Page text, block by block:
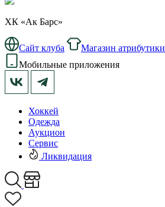
ХК «Ак Барс»
Сайт клуба Магазин атрибутики
Мобильные приложения
Хоккей
Одежда
Аукцион
Сервис
Ликвидация